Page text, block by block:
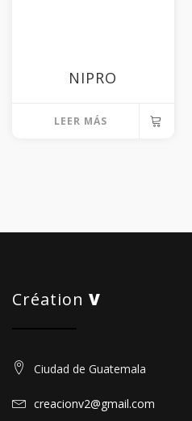
NIPRO
LEER MÁS
Création V
Ciudad de Guatemala
creacionv2@gmail.com